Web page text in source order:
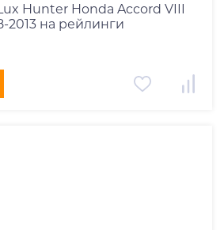
Hunter Honda Accord VIII
2013 на рейлинги